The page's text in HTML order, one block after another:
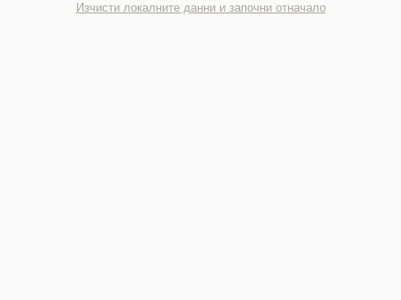
Изчисти локалните данни и започни отначало